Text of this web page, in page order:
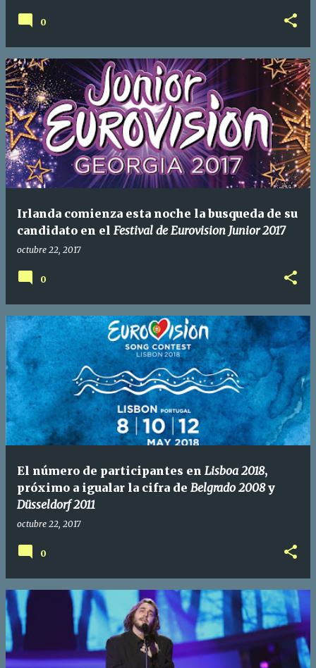
0
Irlanda comienza esta noche la busqueda de su
candidato en el Festival de Eurovision Junior 2017
octubre 22, 2017
0
El número de participantes en Lisboa 2018,
próximo a igualar la cifra de Belgrado 2008y
Düsseldorf 2011
octubre 22, 2017
0